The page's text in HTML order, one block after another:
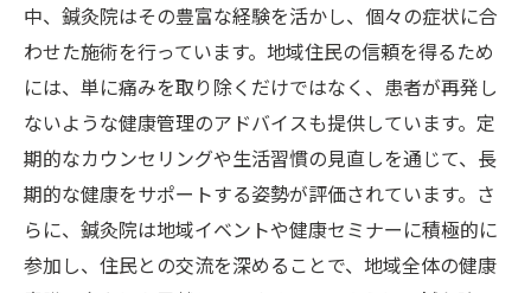
中、鍼灸院はその豊富な経験を活かし、個々の症状に合
わせた施術を行っています。地域住民の信頼を得るため
には、単に痛みを取り除くだけではなく、患者が再発し
ないような健康管理のアドバイスも提供しています。定
期的なカウンセリングや生活習慣の見直しを通じて、長
期的な健康をサポートする姿勢が評価されています。さ
らに、鍼灸院は地域イベントや健康セミナーに積極的に
参加し、住民との交流を深めることで、地域全体の健康